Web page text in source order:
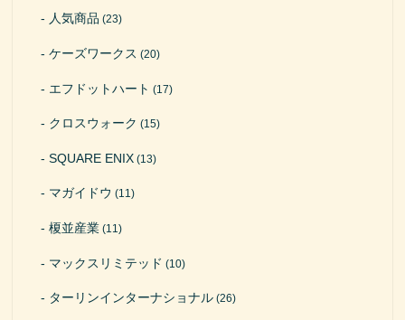
人気商品 (23)
ケーズワークス (20)
エフドットハート (17)
クロスウォーク (15)
SQUARE ENIX (13)
マガイドウ (11)
榎並産業 (11)
マックスリミテッド (10)
ターリンインターナショナル (26)